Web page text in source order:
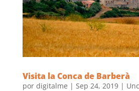
Visita la Conca de Barberà
por digitalme | Sep 24, 2019|